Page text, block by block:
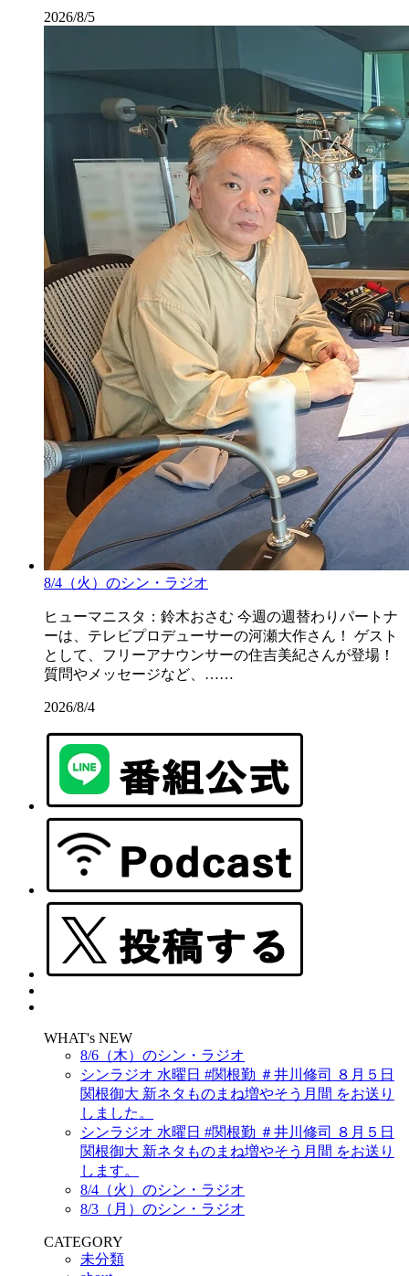
2026/8/5
8/4（火）のシン・ラジオ
ヒューマニスタ：鈴木おさむ 今週の週替わりパートナ
ーは、テレビプロデューサーの河瀬大作さん！ ゲスト
として、フリーアナウンサーの住吉美紀さんが登場！
質問やメッセージなど、……
2026/8/4
WHAT's NEW
8/6（木）のシン・ラジオ
シンラジオ 水曜日 #関根勤 ＃井川修司 ８月５日
関根御大 新ネタものまね増やそう月間 をお送り
しました。
シンラジオ 水曜日 #関根勤 ＃井川修司 ８月５日
関根御大 新ネタものまね増やそう月間 をお送り
します。
8/4（火）のシン・ラジオ
8/3（月）のシン・ラジオ
CATEGORY
未分類